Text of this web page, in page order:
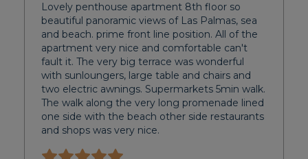
Lovely penthouse apartment 8th floor so
beautiful panoramic views of Las Palmas, sea
and beach. prime front line position. All of the
apartment very nice and comfortable can't
fault it. The very big terrace was wonderful
with sunloungers, large table and chairs and
two electric awnings. Supermarkets 5min walk.
The walk along the very long promenade lined
one side with the beach other side restaurants
and shops was very nice.